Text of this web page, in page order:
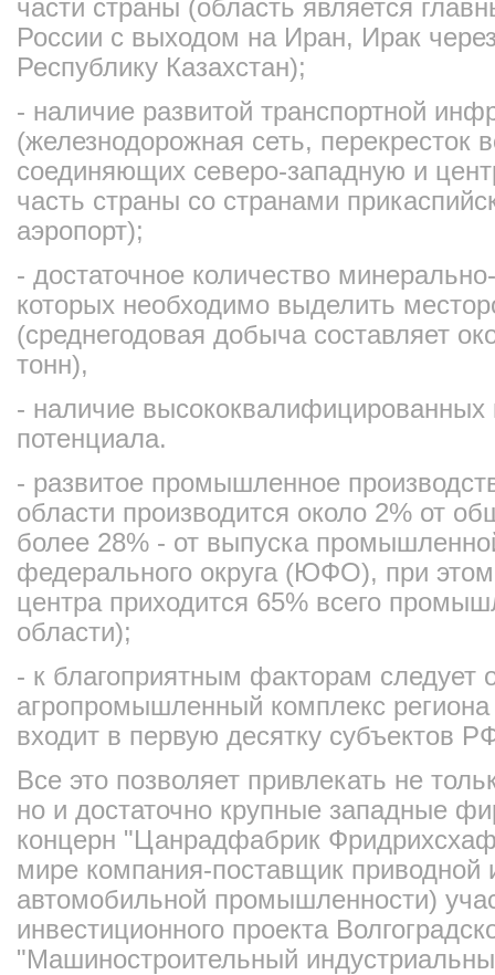
части страны (область является
России с выходом на Иран, Ирак
Республику Казахстан);
- наличие развитой транспортной
(железнодорожная сеть, перекресток
соединяющих северо-западную и
часть страны со странами
аэропорт);
- достаточное количество
которых необходимо выделить
(среднегодовая добыча составляет
тонн),
- наличие высококвалифицированных
потенциала.
- развитое промышленное
области производится около 2% от
более 28% - от выпуска
федерального округа (ЮФО), при
центра приходится 65% всего
области);
- к благоприятным факторам следует
агропромышленный комплекс региона
входит в первую десятку субъектов
Все это позволяет привлекать не
но и достаточно крупные западные
концерн "Цанрадфабрик
мире компания-поставщик приводной
автомобильной промышленности)
инвестиционного проекта
"Машиностроительный